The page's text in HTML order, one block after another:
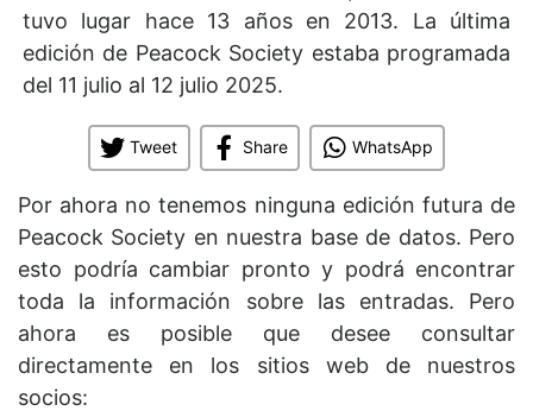
tuvo lugar hace 13 años en 2013. La última
edición de Peacock Society estaba programada
del 11 julio al 12 julio 2025.
Tweet Share WhatsApp
Por ahora no tenemos ninguna edición futura de
Peacock Society en nuestra base de datos. Pero
esto podría cambiar pronto y podrá encontrar
toda la información sobre las entradas. Pero
ahora es posible que desee consultar
directamente en los sitios web de nuestros
socios: